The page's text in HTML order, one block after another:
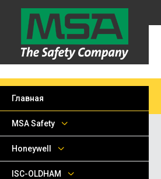
Главная
MSA Safety
Honeywell
ISC-OLDHAM